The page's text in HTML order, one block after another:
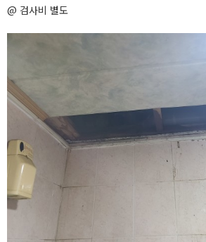
@ 검사비 별도